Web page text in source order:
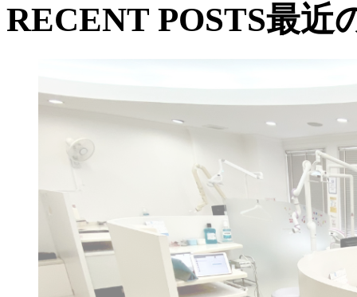
RECENT POSTS最近